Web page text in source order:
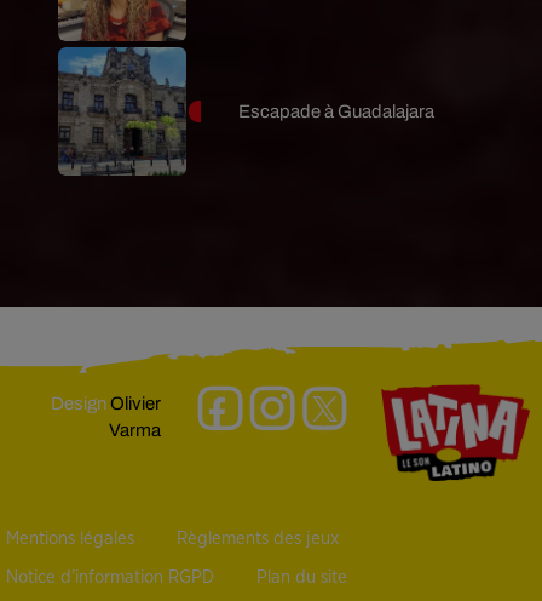
Escapade à Guadalajara
DesignOlivier
Varma
Mentions légales Règlements des jeux
Notice d’information RGPD Plan du site